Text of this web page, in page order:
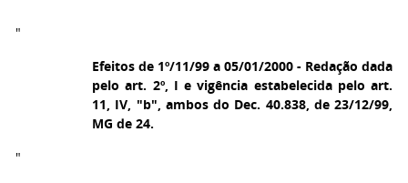
"
Efeitos de 1º/11/99 a 05/01/2000 - Redação dada
pelo art. 2º, I e vigência estabelecida pelo art.
11, IV, "b", ambos do Dec. 40.838, de 23/12/99,
MG de 24.
"